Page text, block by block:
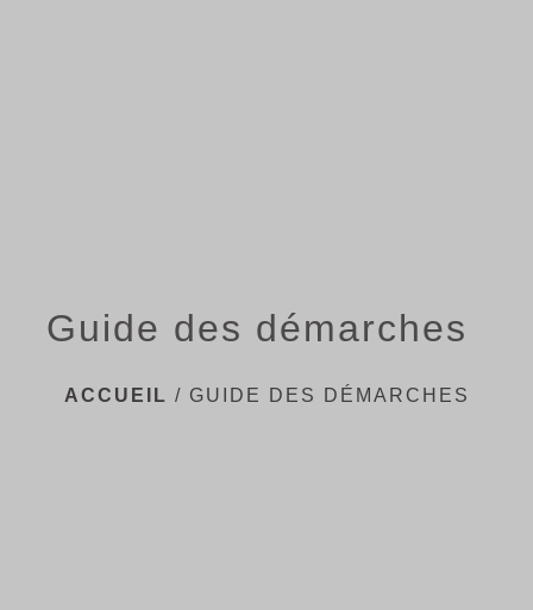
Guide des démarches
ACCUEIL / GUIDE DES DÉMARCHES